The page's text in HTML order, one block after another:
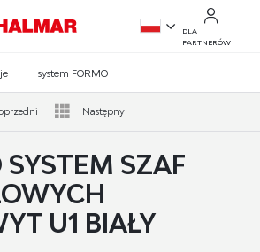
DLA
PARTNERÓW
system FORMO
Następny
SZAF
U1 BIAŁY